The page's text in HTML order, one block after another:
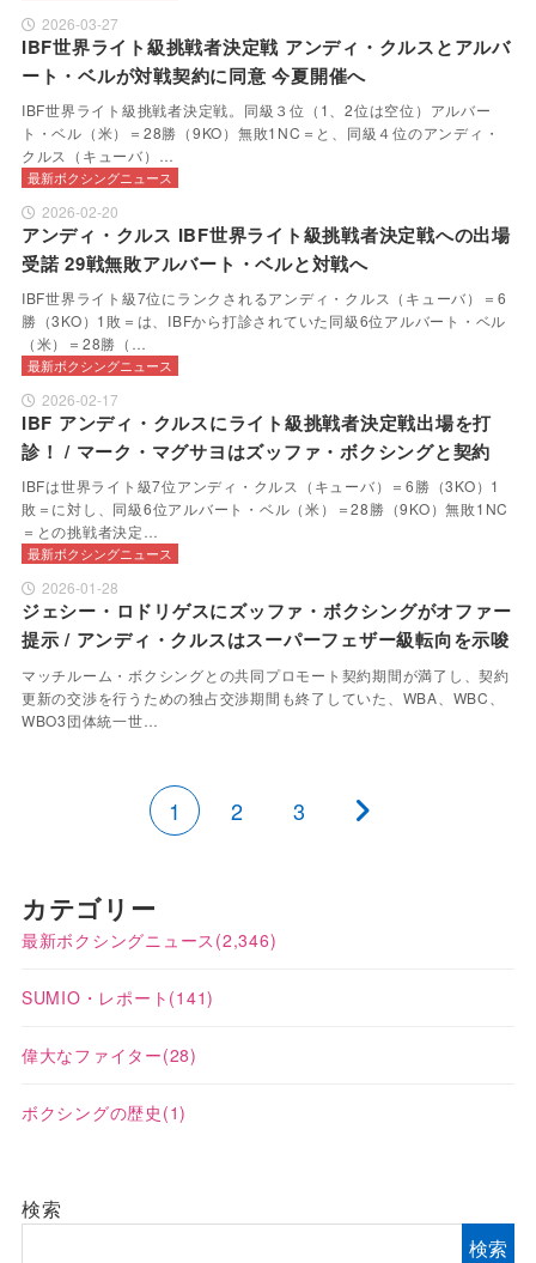
2026-03-27
IBF世界ライト級挑戦者決定戦 アンディ・クルスとアルバ
ート・ベルが対戦契約に同意 今夏開催へ
IBF世界ライト級挑戦者決定戦。同級３位（1、2位は空位）アルバー
ト・ベル（米）＝28勝（9KO）無敗1NC＝と、同級４位のアンディ・
クルス（キューバ）…
最新ボクシングニュース
2026-02-20
アンディ・クルス IBF世界ライト級挑戦者決定戦への出場
受諾 29戦無敗アルバート・ベルと対戦へ
IBF世界ライト級7位にランクされるアンディ・クルス（キューバ）＝6
勝（3KO）1敗＝は、IBFから打診されていた同級6位アルバート・ベル
（米）＝28勝（…
最新ボクシングニュース
2026-02-17
IBF アンディ・クルスにライト級挑戦者決定戦出場を打
診！ / マーク・マグサヨはズッファ・ボクシングと契約
IBFは世界ライト級7位アンディ・クルス（キューバ）＝6勝（3KO）1
敗＝に対し、同級6位アルバート・ベル（米）＝28勝（9KO）無敗1NC
＝との挑戦者決定…
最新ボクシングニュース
2026-01-28
ジェシー・ロドリゲスにズッファ・ボクシングがオファー
提示 / アンディ・クルスはスーパーフェザー級転向を示唆
マッチルーム・ボクシングとの共同プロモート契約期間が満了し、契約
更新の交渉を行うための独占交渉期間も終了していた、WBA、WBC、
WBO3団体統一世…
1 2 3
カテゴリー
最新ボクシングニュース (2,346)
SUMIO・レポート (141)
偉大なファイター(28)
ボクシングの歴史 (1)
検索
検索